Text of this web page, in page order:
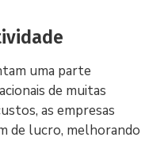
uma parte
de muitas
as empresas
de lucro, melhorando